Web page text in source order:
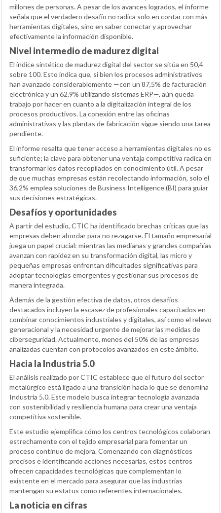
millones de personas. A pesar de los avances logrados, el informe
señala que el verdadero desafío no radica solo en contar con más
herramientas digitales, sino en saber conectar y aprovechar
efectivamente la información disponible.
Nivel intermedio de madurez digital
El índice sintético de madurez digital del sector se sitúa en 50,4
sobre 100. Esto indica que, si bien los procesos administrativos
han avanzado considerablemente —con un 87,5% de facturación
electrónica y un 62,9% utilizando sistemas ERP—, aún queda
trabajo por hacer en cuanto a la digitalización integral de los
procesos productivos. La conexión entre las oficinas
administrativas y las plantas de fabricación sigue siendo una tarea
pendiente.
El informe resalta que tener acceso a herramientas digitales no es
suficiente; la clave para obtener una ventaja competitiva radica en
transformar los datos recopilados en conocimiento útil. A pesar
de que muchas empresas están recolectando información, solo el
36,2% emplea soluciones de Business Intelligence (BI) para guiar
sus decisiones estratégicas.
Desafíos y oportunidades
A partir del estudio, CTIC ha identificado brechas críticas que las
empresas deben abordar para no rezagarse. El tamaño empresarial
juega un papel crucial: mientras las medianas y grandes compañías
avanzan con rapidez en su transformación digital, las micro y
pequeñas empresas enfrentan dificultades significativas para
adoptar tecnologías emergentes y gestionar sus procesos de
manera integrada.
Además de la gestión efectiva de datos, otros desafíos
destacados incluyen la escasez de profesionales capacitados en
combinar conocimientos industriales y digitales, así como el relevo
generacional y la necesidad urgente de mejorar las medidas de
ciberseguridad. Actualmente, menos del 50% de las empresas
analizadas cuentan con protocolos avanzados en este ámbito.
Hacia la Industria 5.0
El análisis realizado por CTIC establece que el futuro del sector
metalúrgico está ligado a una transición hacia lo que se denomina
Industria 5.0. Este modelo busca integrar tecnología avanzada
con sostenibilidad y resiliencia humana para crear una ventaja
competitiva sostenible.
Este estudio ejemplifica cómo los centros tecnológicos colaboran
estrechamente con el tejido empresarial para fomentar un
proceso continuo de mejora. Comenzando con diagnósticos
precisos e identificando acciones necesarias, estos centros
ofrecen capacidades tecnológicas que complementan lo
existente en el mercado para asegurar que las industrias
mantengan su estatus como referentes internacionales.
La noticia en cifras